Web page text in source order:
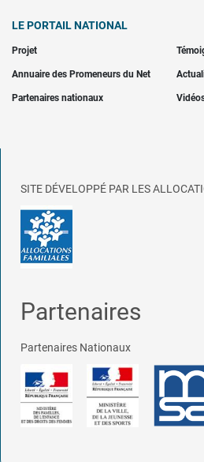
LE PORTAIL NATIONAL
Projet
Annuaire des Promeneurs du Net
Partenaires nationaux
SITE DÉVELOPPÉ PAR LES
Partenaires
Partenaires Nationaux